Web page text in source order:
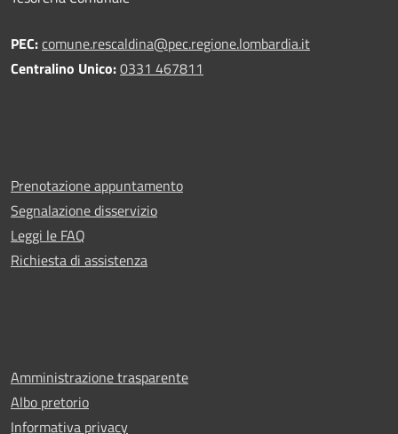
PEC:comune.rescaldina@pec.regione.lombardia.it
Centralino Unico:0331 467811
Prenotazione appuntamento
Segnalazione disservizio
Leggi le FAQ
Richiesta di assistenza
Amministrazione trasparente
Albo pretorio
Informativa privacy